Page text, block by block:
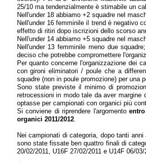
25/10 ma tendenzialmente è stimabile un
Nell'under 18 abbiamo +2 squadre nel
Nell'under 16 femminile il trend è negativo
effetto di ritiri dopo iscrizioni dello scorso
Nell'under 14 abbiamo +5 squadre nel
Nell'under 13 femminile meno due
deciso che potrebbe compromettere
Per quanto concerne l'organizzazione dei
con gironi eliminatori / poule che a
squadre (non in poule promozione) per una
Sono state previste il minimo di
retrocessioni in modo tale da aver
optasse per campionati con organici più
Si conviene di riprendere l'argomento
organici 2011/2012.
Nei campionati di categoria, dopo tanti
sono state fissate ben quattro finali di
20/02/2011, U16F 27/02/2011 e U14F 06/